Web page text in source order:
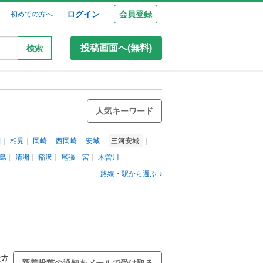
初めての方へ ログイン 会員登録
検索 投稿画面へ(無料)
人気キーワード
相見 岡崎 西岡崎 安城
三河安城
清洲 稲沢 尾張一宮
木曽川
路線・駅から選ぶ